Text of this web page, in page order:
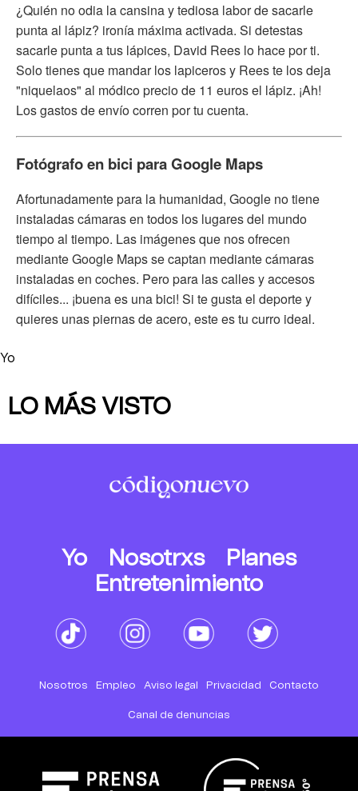
¿Quién no odia la cansina y tediosa labor de sacarle
punta al lápiz? ironía máxima activada. Si detestas
sacarle punta a tus lápices, David Rees lo hace por ti.
Solo tienes que mandar los lapiceros y Rees te los deja
"niquelaos" al módico precio de 11 euros el lápiz. ¡Ah!
Los gastos de envío corren por tu cuenta.
Fotógrafo en bici para Google Maps
Afortunadamente para la humanidad, Google no tiene
instaladas cámaras en todos los lugares del mundo
tiempo al tiempo. Las imágenes que nos ofrecen
mediante Google Maps se captan mediante cámaras
instaladas en coches. Pero para las calles y accesos
difíciles... ¡buena es una bici! Si te gusta el deporte y
quieres unas piernas de acero, este es tu curro ideal.
Yo
LO MÁS VISTO
Yo Nosotrxs
Planes
Entretenimiento
Nosotros Empleo Aviso legal Privacidad Contacto
Canal de denuncias